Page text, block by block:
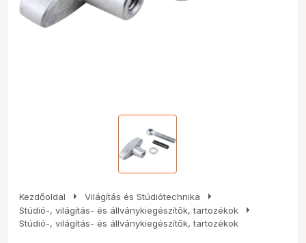
Kezdőoldal arrow_right Világítás és Stúdiótechnika arrow_right
Stúdió-, világítás- és állványkiegészítők, tartozékok arrow_right
Stúdió-, világítás- és állványkiegészítők, tartozékok